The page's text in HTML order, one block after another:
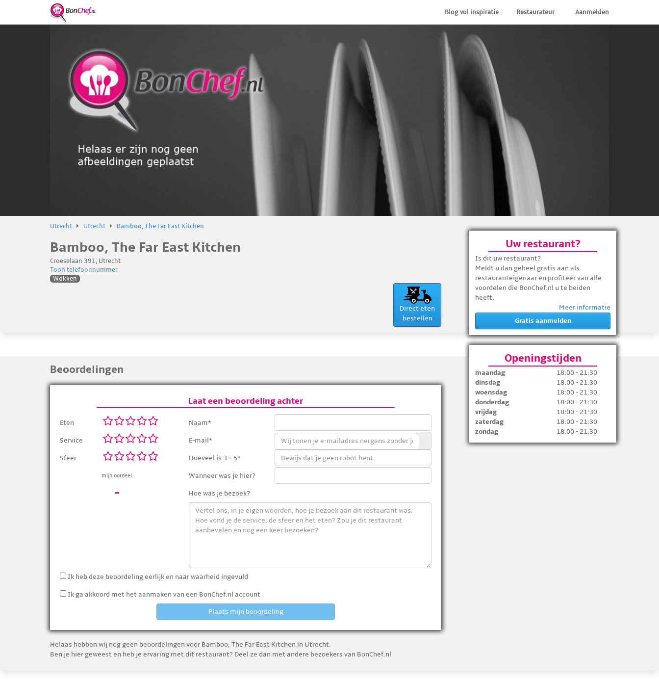
Aanmelden
Restaurateur
Blog vol inspiratie
Uw restaurant?
Is dit uw restaurant?
Meldt u dan geheel gratis aan als
restauranteigenaar en profiteer van alle
voordelen die BonChef.nl u te beiden
heeft.
Meer informatie
Gratis aanmelden
Openingstijden
maandag
18:00 - 21:30
dinsdag
18:00 - 21:30
woensdag
18:00 - 21:30
donderdag
18:00 - 21:30
vrijdag
18:00 - 21:30
zaterdag
18:00 - 21:30
zondag
18:00 - 21:30
Utrecht Utrecht Bamboo, The Far East Kitchen
Bamboo, The Far East Kitchen
Croeselaan 391, Utrecht
Toon telefoonnummer
Wokken
Direct eten
bestellen
Beoordelingen
Laat een beoordeling achter
Eten
Service
Sfeer
mijn oordeel
-
Naam*
E-mail*
Hoeveel is 3 + 5*
Wanneer was je hier?
Hoe was je bezoek?
Ik heb deze beoordeling eerlijk en naar waarheid ingevuld
Ik ga akkoord met het aanmaken van een BonChef.nl account
Plaats mijn beoordeling
Helaas hebben wij nog geen beoordelingen voor Bamboo, The Far East Kitchen in Utrecht.
Ben je hier geweest en heb je ervaring met dit restaurant? Deel ze dan met andere bezoekers van BonChef.nl